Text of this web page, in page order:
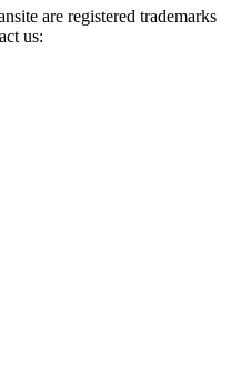
are registered trademarks
us: